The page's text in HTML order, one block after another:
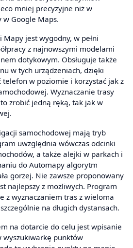
mniej precyzyjne niż w
w Google Maps.
jest wygodny, w pełni
z najnowszymi modelami
dotykowym. Obsługuje także
w tych urządzeniach, dzięki
telefon w poziomie i korzystać jak z
Wyznaczanie trasy
zrobić jedną ręką, tak jak w
samochodowej mają tryb
uwzględnia wówczas odcinki
a także alejki w parkach i
do Automapy algorytm
gorzej. Nie zawsze proponowany
najlepszy z możliwych. Program
z wyznaczaniem tras z wieloma
na długich dystansach.
na dotarcie do celu jest wpisanie
wyszukiwarkę punktów